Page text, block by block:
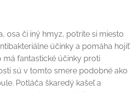
osa či iný hmyz, potrite si miesto
účinky a pomáha hojiť
má fantastické účinky proti
sú v tomto smere podobné ako
Potláča škaredý kašeľ a